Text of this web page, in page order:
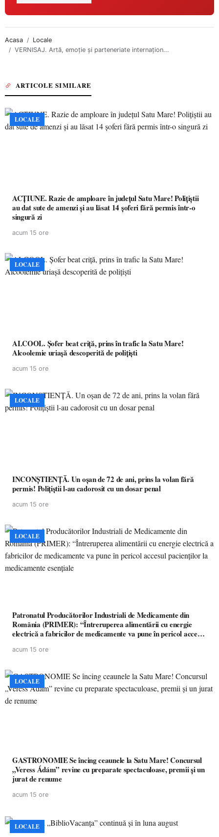
Acasa
Locale
VERNISAJ. Artă, emoție și parteneriate internațion...
ARTICOLE SIMILARE
LOCALE
ACȚIUNE. Razie de amploare în județul Satu Mare! Polițiștii
au dat sute de amenzi și au lăsat 14 șoferi fără permis într-o
singură zi
acum 15 ore
LOCALE
ALCOOL. Șofer beat criță, prins în trafic la Satu Mare!
Alcoolemie uriașă descoperită de polițiști
acum 15 ore
LOCALE
INCONȘTIENȚĂ. Un oșan de 72 de ani, prins la volan fără
permis! Polițiștii l-au cadorosit cu un dosar penal
acum 15 ore
LOCALE
Patronatul Producătorilor Industriali de Medicamente din
România (PRIMER): “Întreruperea alimentării cu energie
electrică a fabricilor de medicamente va pune în pericol accesul
acum 15 ore
LOCALE
GASTRONOMIE Se încing ceaunele la Satu Mare! Concursul
„Veress Ádám” revine cu preparate spectaculoase, premii și un
jurat de renume
acum 15 ore
LOCALE